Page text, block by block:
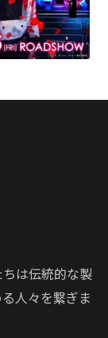
は伝統的な製
人々を繋ぎま